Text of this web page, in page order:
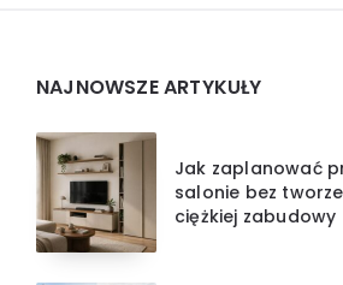
NAJNOWSZE ARTYKUŁY
Jak zaplanować
salonie bez
ciężkiej zabudowy